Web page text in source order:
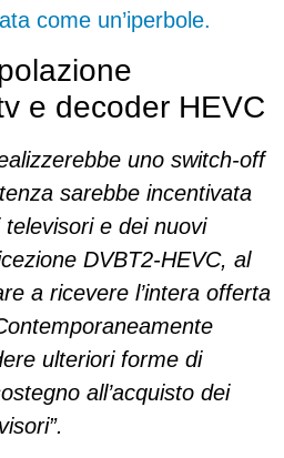
come un’iperbole.
e decoder HEVC
uno switch-off
sarebbe incentivata
televisori e dei nuovi
DVBT2-HEVC, al
a ricevere l’intera offerta
ulteriori forme di
all’acquisto dei